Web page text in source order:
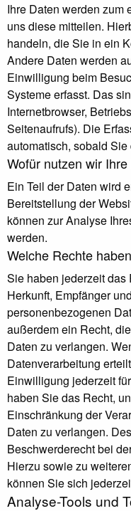
Ihre Daten werden zum
uns diese mitteilen.
handeln, die Sie in ein
Andere Daten werden
Einwilligung beim
Systeme erfasst. Das
Internetbrowser,
Seitenaufrufs). Die
automatisch, sobald
Wofür nutzen wir
Ein Teil der Daten wird
Bereitstellung der
können zur Analyse
werden.
Welche Rechte
Sie haben jederzeit das
Herkunft, Empfänger
personenbezogenen
außerdem ein Recht,
Daten zu verlangen.
Datenverarbeitung
Einwilligung jederzeit
haben Sie das Recht,
Einschränkung der
Daten zu verlangen.
Beschwerderecht bei
Hierzu sowie zu
können Sie sich
Analyse-Tools und